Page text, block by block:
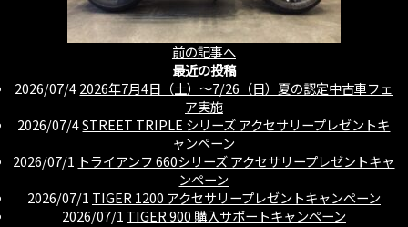
前の記事へ
最近の投稿
2026/07/42026年7月4日（土）〜7/26（日）夏の認定中古車フェ
ア実施
2026/07/4STREET TRIPLE シリーズ アクセサリープレゼントキ
ャンペーン
2026/07/1 トライアンフ 660シリーズ アクセサリープレゼントキャ
ンペーン
2026/07/1 TIGER 1200 アクセサリープレゼントキャンペーン
2026/07/1 TIGER 900 購入サポートキャンペーン